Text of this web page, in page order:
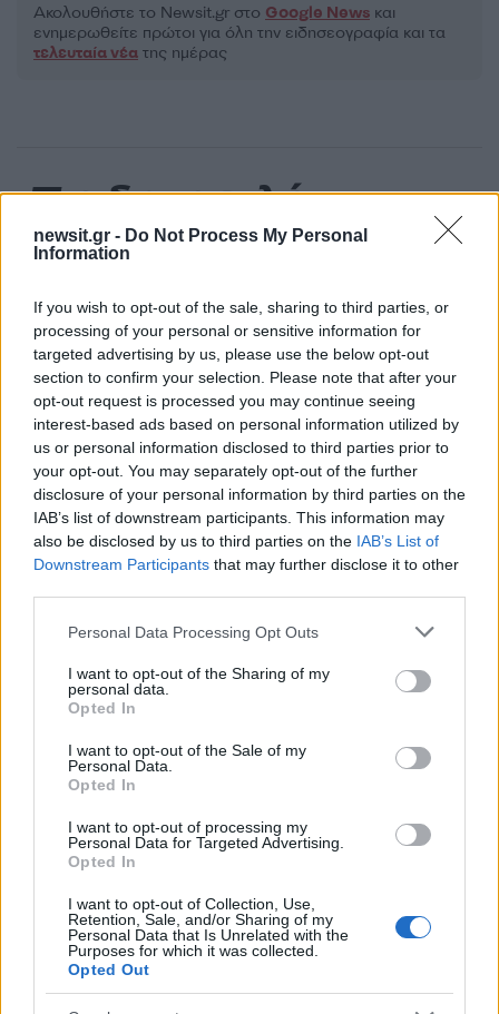
newsit.gr - Do Not Process My Personal
Information
If you wish to opt-out of the sale, sharing to third parties, or
processing of your personal or sensitive information for
targeted advertising by us, please use the below opt-out
section to confirm your selection. Please note that after your
opt-out request is processed you may continue seeing
interest-based ads based on personal information utilized by
us or personal information disclosed to third parties prior to
your opt-out. You may separately opt-out of the further
disclosure of your personal information by third parties on the
IAB’s list of downstream participants. This information may
also be disclosed by us to third parties on the IAB’s List of
Downstream Participants that may further disclose it to other
Please note that this website/app uses one or more Google
not limited to your visit or usage behaviour. You may click to
grant or deny consent to Google and its third-party tags to
use your data for below specified purposes in below Google
consent section.
Personal Data Processing Opt Outs
I want to opt-out of the Sharing of my
personal data.
Opted In
I want to opt-out of the Sale of my
Personal Data.
Opted In
I want to opt-out of processing my
Personal Data for Targeted Advertising.
Opted In
I want to opt-out of Collection, Use,
Retention, Sale, and/or Sharing of my
Personal Data that Is Unrelated with the
Purposes for which it was collected.
Opted Out
Ακολουθήστε το Νewsit.gr στο Google News και
ενημερωθείτε πρώτοι για όλη την ειδησεογραφία και τα
τελευταία νέα της ημέρας
Πιο δημοφιλή
1 Σέρρες: Βίντεο ντοκουμέντο από το
τροχαίο με νεκρούς μητέρα και γιο – Ο
σύγκρουση
2Marfin: Η 46χρονη πήρε προθεσμία για να
απολογηθεί την Τρίτη – «Είναι αθώα,
συμμετείχε στη διαδήλωση όπως και
100.000 άτομα»
3Στα Χανιά για ολιγοήμερες διακοπές ο
Κυριάκος Μητσοτάκης με την σύζυγό του
Μαρέβα
4Σίντνεϊ Τάουλ: Πέθανε σε ηλικία 26 ετών η
σταρ του TikTok – Kατέγραφε τη ζωή της
με τον καρκίνο
5 Μεταφορές χρημάτων: Πότε μπορεί να
θεωρηθούν δωρεές και να επιβληθεί φόρος
Πιο σχολιασμένα
Έφυγαν οι συνεργάτες, μένει η Μαρία
Καρυστιανού - Η επόμενη μέρα για την
«Ελπίδα για τη Δημοκρατία»
Canadair 515: Οι πρώτες εικόνες από την
κατασκευή του αεροσκάφους που θα
επιχειρεί και τη νύχτα στα μέτωπα της
φωτιάς
Βγήκαν ξανά τα μαχαίρια στην Ελπίδα
για τη Δημοκρατία: «Καρυστιανού,
Γρατσία και Γαλανός μετέτρεψαν το
κίνημα σε φοβικό αρχηγικό κόμμα»